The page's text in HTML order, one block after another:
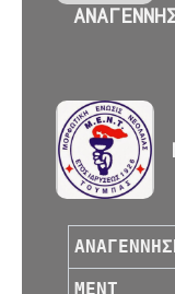
ΜΕΝΤ